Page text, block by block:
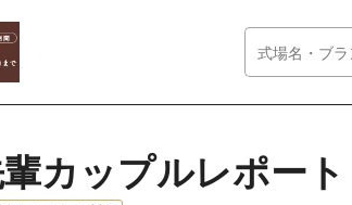
カップルレポート